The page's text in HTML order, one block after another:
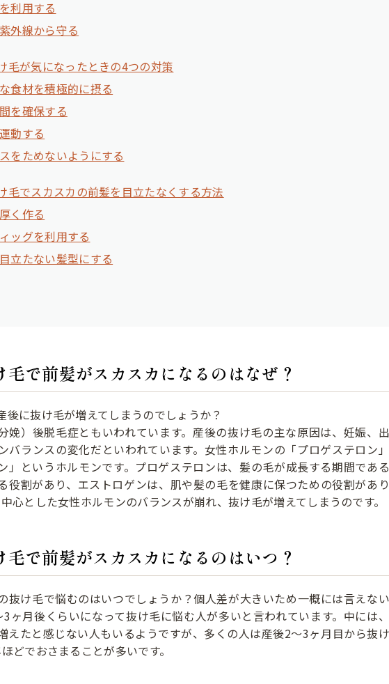
利用する
外線から守る
毛が気になったときの4つの対策
食材を積極的に摂る
を確保する
動する
をためないようにする
毛でスカスカの前髪を目立たなくする方法
く作る
ッグを利用する
立たない髪型にする
毛で前髪がスカスカになるのはなぜ？
後に抜け毛が増えてしまうのでしょうか？
娩）後脱毛症ともいわれています。産後の抜け毛の主な原因は、妊娠、出
バランスの変化だといわれています。女性ホルモンの「プロゲステロン」
」というホルモンです。プロゲステロンは、髪の毛が成長する期間である
役割があり、エストロゲンは、肌や髪の毛を健康に保つための役割があり
心とした女性ホルモンのバランスが崩れ、抜け毛が増えてしまうのです。
毛で前髪がスカスカになるのはいつ？
抜け毛で悩むのはいつでしょうか？個人差が大きいため一概には言えない
ヶ月後くらいになって抜け毛に悩む人が多いと言われています。中には、
えたと感じない人もいるようですが、多くの人は産後2〜3ヶ月目から抜け
どでおさまることが多いです。